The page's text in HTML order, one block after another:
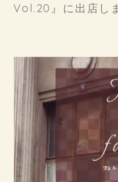
Vol.20』に出店し